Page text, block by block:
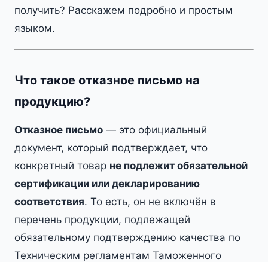
получить? Расскажем подробно и простым
языком.
Что такое отказное письмо на
продукцию?
Отказное письмо — это официальный
документ, который подтверждает, что
конкретный товар не подлежит обязательной
сертификации или декларированию
соответствия. То есть, он не включён в
перечень продукции, подлежащей
обязательному подтверждению качества по
Техническим регламентам Таможенного